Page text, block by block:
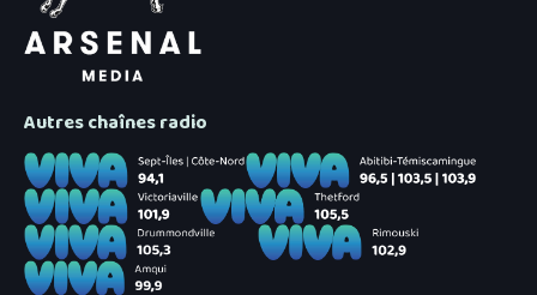
Autres chaînes radio